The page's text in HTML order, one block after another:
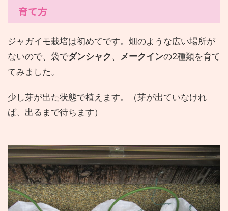
育て方
ジャガイモ栽培は初めてです。畑のような広い場所が
ないので、袋でダンシャク 、 メークインの2種類を育て
てみました。
少し芽が出た状態で植えます。（芽が出ていなけれ
ば、出るまで待ちます）